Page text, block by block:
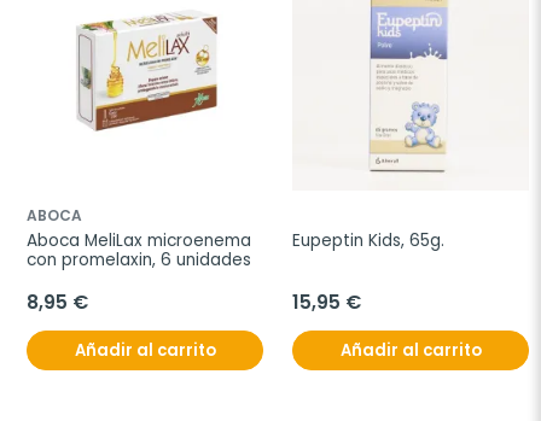
ABOCA
Aboca MeliLax microenema
con promelaxin, 6 unidades
8,95 €
Añadir al carrito
Eupeptin Kids, 65g.
15,95 €
Añadir al carrito